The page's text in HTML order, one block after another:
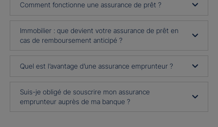
Comment fonctionne une assurance de prêt ?
Immobilier : que devient votre assurance de prêt en
cas de remboursement anticipé ?
Quel est l’avantage d’une assurance emprunteur ?
Suis-je obligé de souscrire mon assurance
emprunteur auprès de ma banque ?